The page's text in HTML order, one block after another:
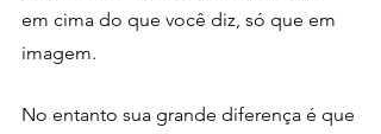
em cima do que você diz, só que em
imagem.
No entanto sua grande diferença é que